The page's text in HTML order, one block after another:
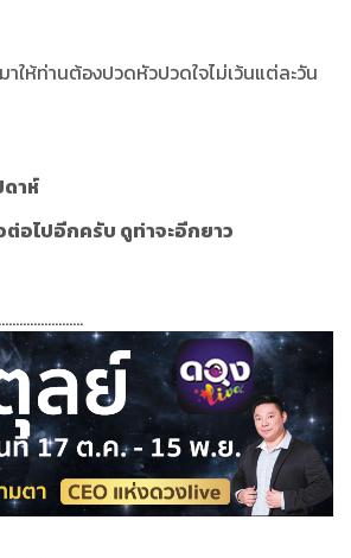
าให้ท่านต้องปวดหัวปวดใจไม่เว้นแต่ละวัน
ดาห์
อไปอีกครับ ดูท่าจะอีกยาว